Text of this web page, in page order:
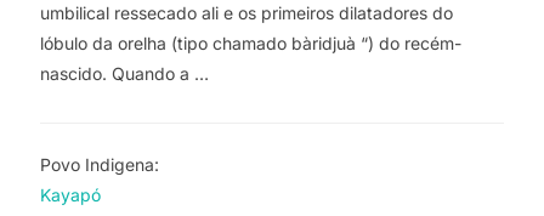
umbilical ressecado ali e os primeiros dilatadores do
lóbulo da orelha (tipo chamado bàridjuà “) do recém-
nascido. Quando a …
Povo Indigena:
Kayapó